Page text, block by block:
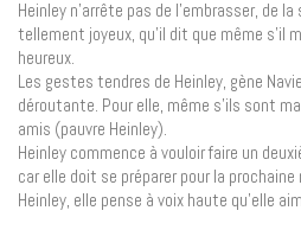
Heinley n’arrête pas de l’embrasser, de
tellement joyeux, qu’il dit que même s’il
heureux.
Les gestes tendres de Heinley, gène
déroutante. Pour elle, même s’ils sont
amis (pauvre Heinley).
Heinley commence à vouloir faire un
car elle doit se préparer pour la
Heinley, elle pense à voix haute qu’elle